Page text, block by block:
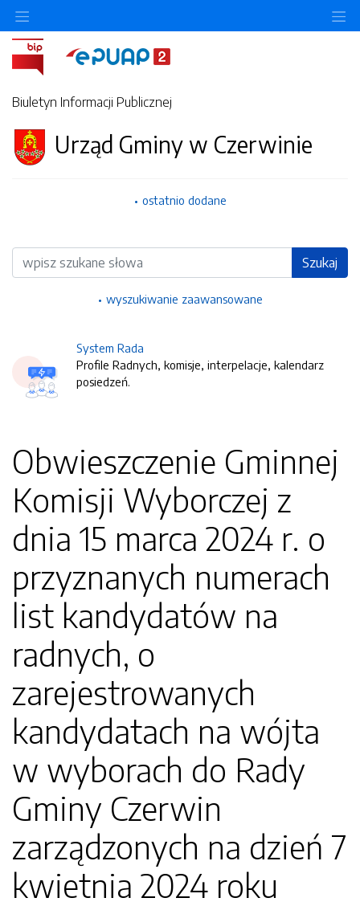
Biuletyn Informacji Publicznej
Urząd Gminy w Czerwinie
ostatnio dodane
Wyszukiwarka Szukaj
wyszukiwanie zaawansowane
System Rada
Profile Radnych, komisje, interpelacje, kalendarz
posiedzeń.
Obwieszczenie Gminnej
Komisji Wyborczej z
dnia 15 marca 2024 r. o
przyznanych numerach
list kandydatów na
radnych, o
zarejestrowanych
kandydatach na wójta
w wyborach do Rady
Gminy Czerwin
zarządzonych na dzień 7
kwietnia 2024 roku